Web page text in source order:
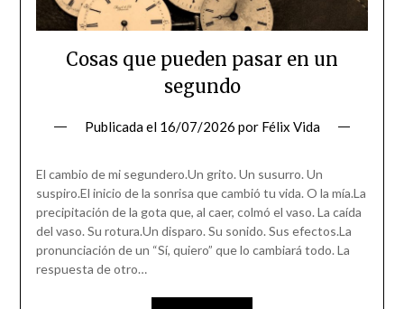
Cosas que pueden pasar en un
segundo
Publicada el 16/07/2026 por Félix Vida
El cambio de mi segundero.Un grito. Un susurro. Un
suspiro.El inicio de la sonrisa que cambió tu vida. O la mía.La
precipitación de la gota que, al caer, colmó el vaso. La caída
del vaso. Su rotura.Un disparo. Su sonido. Sus efectos.La
pronunciación de un “Sí, quiero” que lo cambiará todo. La
respuesta de otro…